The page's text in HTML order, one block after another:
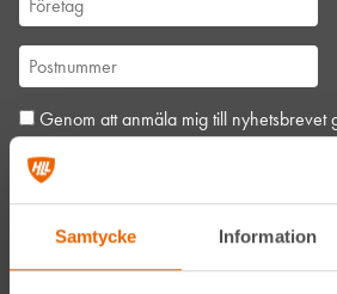
Samtycke Information
Genom att anmäla mig till nyhetsbrevet
Facebook